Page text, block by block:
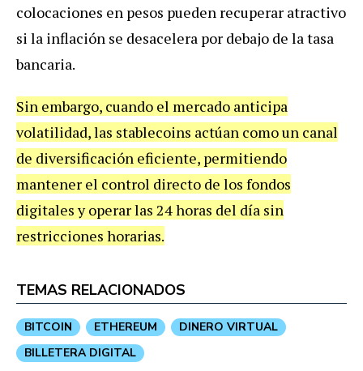
colocaciones en pesos pueden recuperar atractivo
si la inflación se desacelera por debajo de la tasa
bancaria.
Sin embargo, cuando el mercado anticipa
volatilidad, las stablecoins actúan como un canal
de diversificación eficiente, permitiendo
mantener el control directo de los fondos
digitales y operar las 24 horas del día sin
restricciones horarias.
TEMAS RELACIONADOS
BITCOIN ETHEREUM
DINERO VIRTUAL
BILLETERA DIGITAL